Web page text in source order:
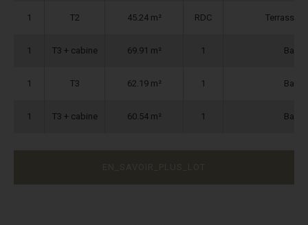
1 T2 45.24 m² RDC Terrasse
1 T3 + cabine 69.91 m² 1
1 T3 62.19 m² 1
1 T3 + cabine 60.54 m² 1